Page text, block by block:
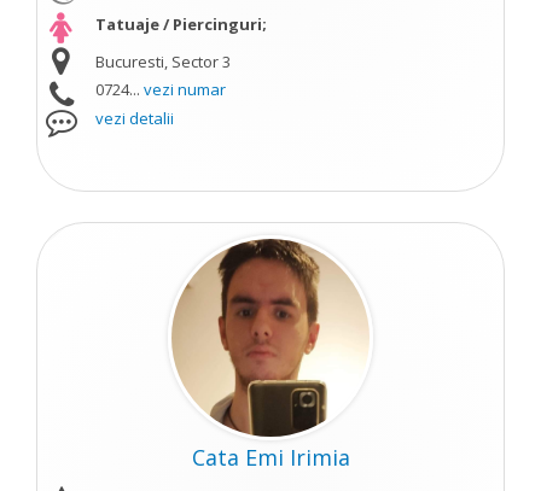
Tatuaje / Piercinguri;
Bucuresti, Sector 3
0724... vezi numar
vezi detalii
Cata Emi Irimia